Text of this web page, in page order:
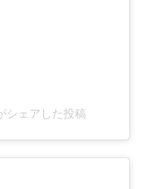
ェアした投稿